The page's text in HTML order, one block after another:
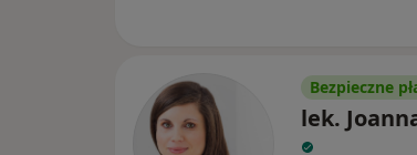
Bezpieczne
lek.